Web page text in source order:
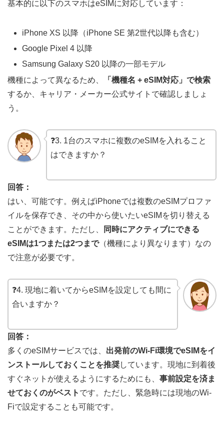
基本的に以下のスマホはeSIMに対応しています：
iPhone XS 以降（iPhone SE 第2世代以降も含む）
Google Pixel 4 以降
Samsung Galaxy S20 以降の一部モデル
機種によって異なるため、
「機種名 + eSIM対応」で検索
するか、キャリア・メーカー公式サイトで確認しましょ
う。
❓3. 1台のスマホに複数のeSIMを入れること
はできますか？
回答：
はい、可能です。例えばiPhoneでは複数のeSIMプロファ
イルを保存でき、その中から使いたいeSIMを切り替える
ことができます。ただし、
同時にアクティブにできる
eSIMは1つまたは2つまで（機種により異なります）なの
で注意が必要です。
❓4. 現地に着いてからeSIMを設定しても間に
合いますか？
回答：
多くのeSIMサービスでは、 出発前のWi-Fi環境でeSIMをイ
ンストールしておくことを推奨しています。現地に到着後
すぐネットが使えるようにするためにも、 事前設定を済ま
せておくのがベスト です。ただし、緊急時には現地のWi-
Fiで設定することも可能です。